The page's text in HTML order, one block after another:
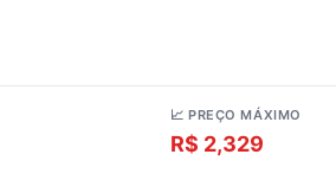
📈 PREÇO MÁXIMO
R$ 2,329